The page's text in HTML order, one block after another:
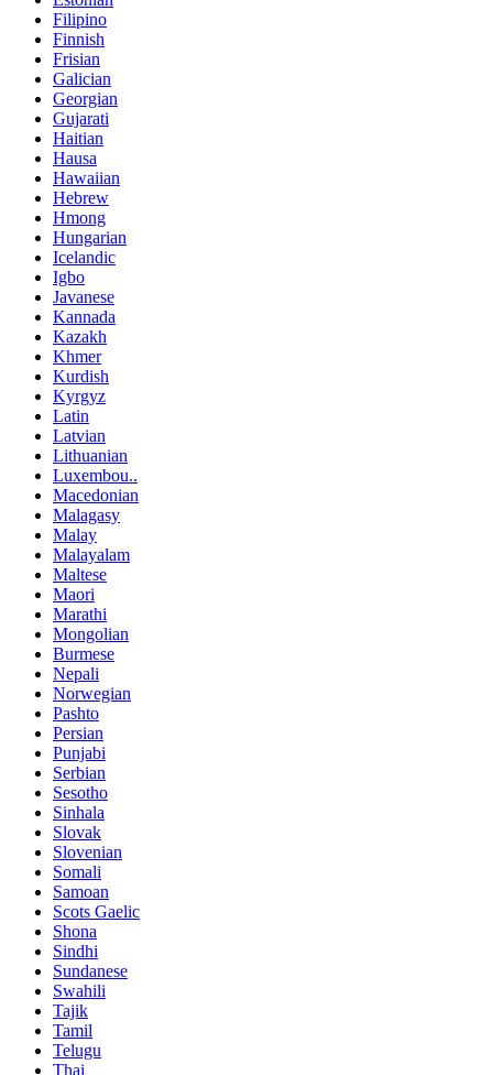
Filipino
Finnish
Frisian
Galician
Georgian
Gujarati
Haitian
Hausa
Hawaiian
Hebrew
Hmong
Hungarian
Icelandic
Igbo
Javanese
Kannada
Kazakh
Khmer
Kurdish
Kyrgyz
Latin
Latvian
Lithuanian
Luxembou..
Macedonian
Malagasy
Malay
Malayalam
Maltese
Maori
Marathi
Mongolian
Burmese
Nepali
Norwegian
Pashto
Persian
Punjabi
Serbian
Sesotho
Sinhala
Slovak
Slovenian
Somali
Samoan
Scots Gaelic
Shona
Sindhi
Sundanese
Swahili
Tajik
Tamil
Telugu
Thai